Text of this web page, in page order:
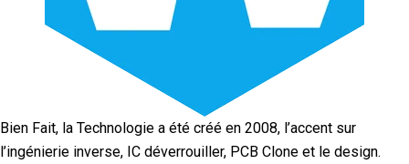
Bien Fait, la Technologie a été créé en 2008, l’accent sur
l’ingénierie inverse, IC déverrouiller, PCB Clone et le design.